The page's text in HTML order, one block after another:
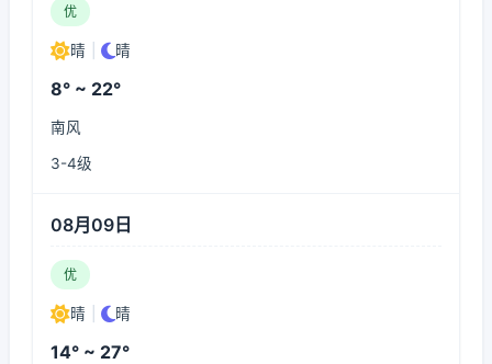
优
晴 晴
8° ~ 22°
南风
3-4级
08月09日
优
晴 晴
14° ~ 27°